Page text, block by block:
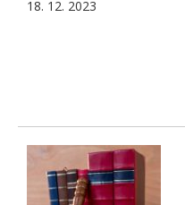
18. 12. 2023